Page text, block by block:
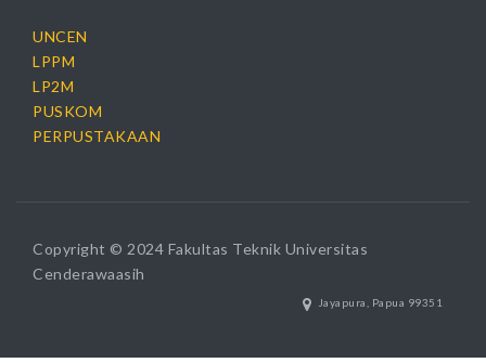
UNCEN
LPPM
LP2M
PUSKOM
PERPUSTAKAAN
Copyright © 2024 Fakultas Teknik Universitas
Cenderawaasih
Jayapura, Papua 99351